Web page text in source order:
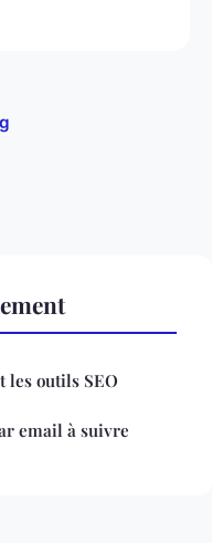
les outils SEO
email à suivre